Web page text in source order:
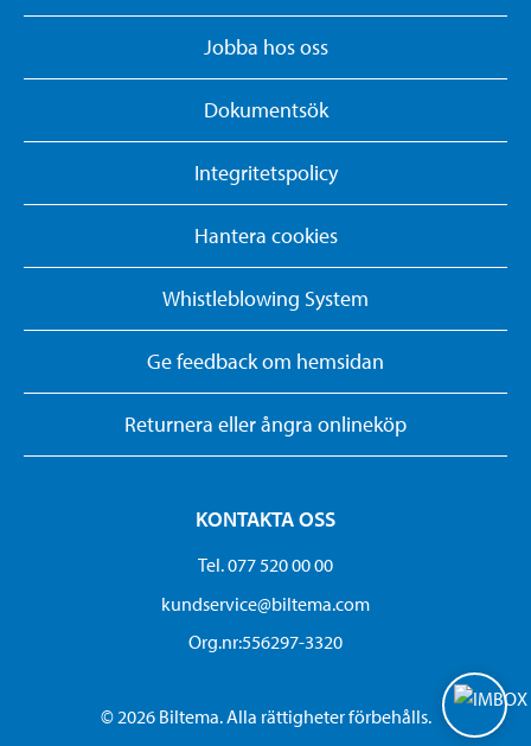
Jobba hos oss
Dokumentsök
Integritetspolicy
Hantera cookies
Whistleblowing System
Ge feedback om hemsidan
Returnera eller ångra onlineköp
KONTAKTA OSS
Tel. 077 520 00 00
kundservice@biltema.com
Org.nr:556297-3320
© 2026 Biltema. Alla rättigheter förbehålls.